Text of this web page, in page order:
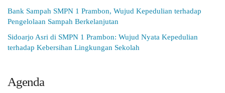
Bank Sampah SMPN 1 Prambon, Wujud Kepedulian terhadap
Pengelolaan Sampah Berkelanjutan
Sidoarjo Asri di SMPN 1 Prambon: Wujud Nyata Kepedulian
terhadap Kebersihan Lingkungan Sekolah
Agenda